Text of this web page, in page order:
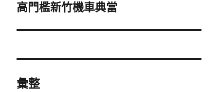
一
文
高門檻新竹機車典當
彙整